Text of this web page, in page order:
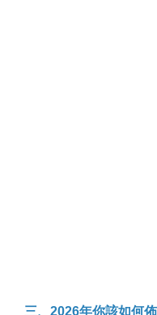
三、2026年你該如何